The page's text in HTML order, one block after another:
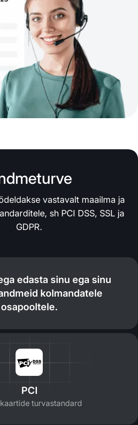
vastavalt maailma ja
sh PCI DSS, SSL ja
GDPR.
edasta sinu ega sinu
kolmandatele
osapooltele.
PCI
turvastandard